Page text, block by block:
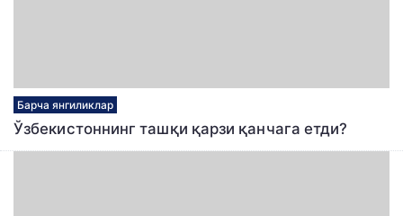
Барча янгиликлар
Ўзбекистоннинг ташқи қарзи қанчага етди?